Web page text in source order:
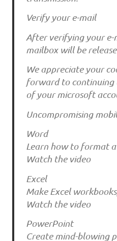
Verify your e-mail
After verifying your e-
mailbox will be
We appreciate your
forward to continuing
of your microsoft
Uncompromising
Word
Learn how to format
Watch the video
Excel
Make Excel
Watch the video
PowerPoint
Create mind-blowing